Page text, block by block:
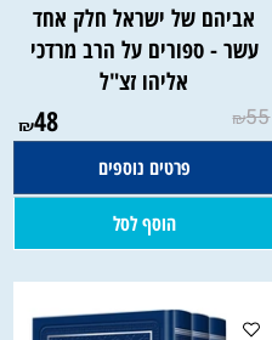
אביהם של ישראל חלק אחד
עשר - ספורים על הרב מרדכי
אליהו זצ"ל
₪55
₪48
פרטים נוספים
הוסף לסל